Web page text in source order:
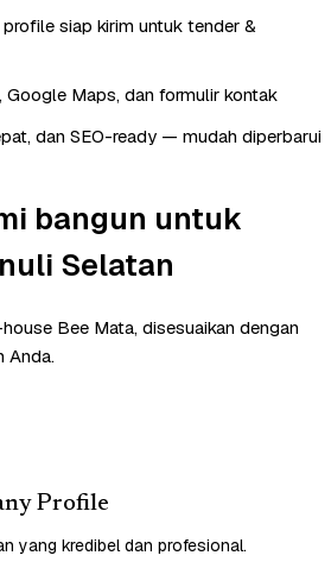
siap kirim untuk tender &
Google Maps, dan formulir kontak
dan SEO-ready — mudah diperbarui
bangun untuk
Selatan
Bee Mata, disesuaikan dengan
Anda.
Profile
yang kredibel dan profesional.